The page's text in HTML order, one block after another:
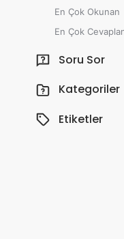
En Çok Okunan
En Çok
Soru Sor
Kategoriler
Etiketler